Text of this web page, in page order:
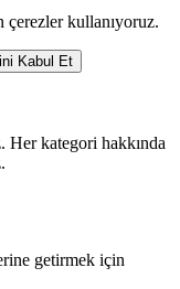
kullanıyoruz.
Kabul Et
Her kategori hakkında
getirmek için